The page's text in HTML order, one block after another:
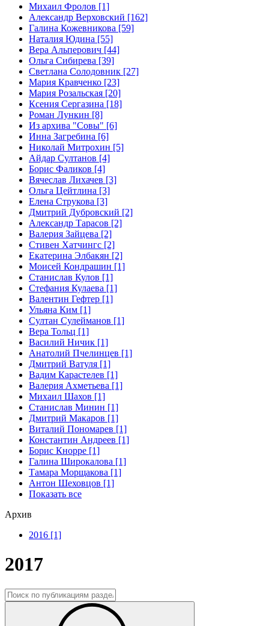
Михаил Фролов [1]
Александр Верховский [162]
Галина Кожевникова [59]
Наталия Юдина [55]
Вера Альперович [44]
Ольга Сибирева [39]
Светлана Солодовник [27]
Мария Кравченко [23]
Мария Розальская [20]
Ксения Сергазина [18]
Роман Лункин [8]
Из архива "Совы" [6]
Инна Загребина [6]
Николай Митрохин [5]
Айдар Султанов [4]
Борис Фаликов [4]
Вячеслав Лихачев [3]
Ольга Цейтлина [3]
Елена Струкова [3]
Дмитрий Дубровский [2]
Александр Тарасов [2]
Валерия Зайцева [2]
Стивен Хатчингс [2]
Екатерина Элбакян [2]
Моисей Кондрашин [1]
Станислав Кулов [1]
Стефания Кулаева [1]
Валентин Гефтер [1]
Ульяна Ким [1]
Султан Сулейманов [1]
Верa Тольц [1]
Василий Ничик [1]
Анатолий Пчелинцев [1]
Дмитрий Ватуля [1]
Вадим Карастелев [1]
Валерия Ахметьева [1]
Михаил Шахов [1]
Станислав Минин [1]
Дмитрий Макаров [1]
Виталий Пономарев [1]
Константин Андреев [1]
Борис Кнорре [1]
Галина Широкалова [1]
Тамара Морщакова [1]
Антон Шеховцов [1]
Показать все
Архив
2016 [1]
2017